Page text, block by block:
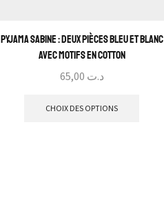
Pyjama Sabine : Deux pièces Bleu et blanc
avec motifs en cotton
د.ت
CHOIX DES OPTIONS